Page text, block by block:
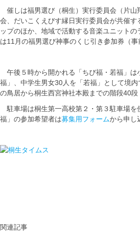
催しは福男選び（桐生）実行委員会（片山
会、だいこくえびす縁日実行委員会が共催す
ップのほか、地域で活動する音楽ユニット
は11月の福男選び神事のくじ引き参加券（事
午後５時から開かれる「ちび福・若福」は
福」、中学生男女30人を「若福」として境
の鳥居から桐生西宮神社本殿までの階段40段
駐車場は桐生第一高校第２・第３駐車場を
福」の参加希望者は募集用フォームから申し
関連記事